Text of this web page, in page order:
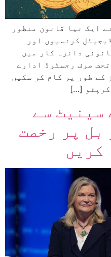
ایک نیا قانون منظور
کرنسیوں اور
دائرہ کار میں
صرف رجسٹرڈ ادارے
کے طور پر کام کر سکیں
[…]
سینیٹ سے
بل پر رخصت
کریں